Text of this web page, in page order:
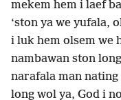
mekem hem i laef
‘ston ya we yufala,
i luk hem olsem we
nambawan ston
narafala man
long wol ya, God i